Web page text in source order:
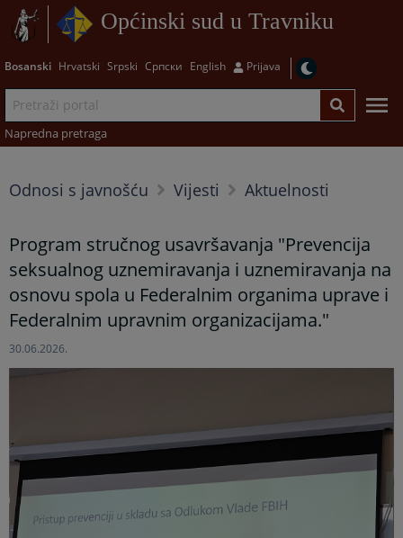
Općinski sud u Travniku
Bosanski Hrvatski Srpski Српски English Prijava
Napredna pretraga
Odnosi s javnošću Vijesti Aktuelnosti
Program stručnog usavršavanja "Prevencija
seksualnog uznemiravanja i uznemiravanja na
osnovu spola u Federalnim organima uprave i
Federalnim upravnim organizacijama."
30.06.2026.